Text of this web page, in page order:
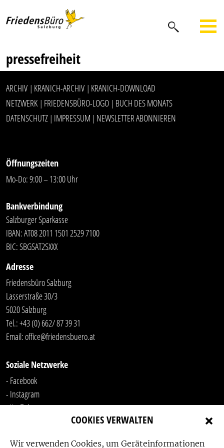
COOKIES VERWALTEN
Wir verwenden Cookies, um Geräteinformationen
pressefreiheit
ARCHIV | KRANICH-ARCHIV | KRANICH-DOWNLOAD
NETZWERK | FRIEDENSBÜRO-LOGO | BUCH DES MONATS
DATENSCHUTZ | IMPRESSUM | NEWSLETTER ABONNIEREN
Öffnungszeiten
Mo-Do: 9:00 – 13:00 Uhr
Bankverbindung
Salzburger Sparkasse
IBAN: AT08 2011 1501 2529 7100
BIC: SBGSAT2SXXX
Adresse
Friedensbüro Salzburg
Lasserstraße 30/3
5020 Salzburg
Tel.:+43 (0) 662/ 87 39 31
Email:office@friedensbuero.at
Soziale Netzwerke
- Facebook
- Instagram
- YouTube